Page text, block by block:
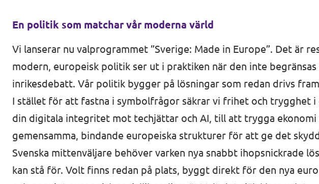
En politik som matchar vår moderna värld
Vi lanserar nu valprogrammet ”Sverige: Made in Europe”. Det är
modern, europeisk politik ser ut i praktiken när den inte
inrikesdebatt. Vår politik bygger på lösningar som redan drivs
I stället för att fastna i symbolfrågor säkrar vi frihet och trygghet
din digitala integritet mot techjättar och AI, till att trygga
gemensamma, bindande europeiska strukturer för att ge det
Svenska mittenväljare behöver varken nya snabbt ihopsnickrade
kan stå för. Volt finns redan på plats, byggt direkt för den nya